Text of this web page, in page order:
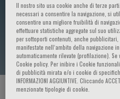
Corrado Caracò
HOME PAGE / CORSI ED EVENTI
Il nostro sito usa cookie anche di terze
necessari a consentire la navigazione, si
consentire una migliore fruibilità di
effettuare statistiche aggregate sul suo
per sottoporti contenuti, anche
manifestate nell‘ambito della navigazione
automaticamente rilevate (profilazione).
Cookie policy. Per inibire i Cookie
di pubblicità mirata e/o i cookie di
INFORMAZIONI AGGIUNTIVE. Cliccando
menzionate tipologie di cookie.